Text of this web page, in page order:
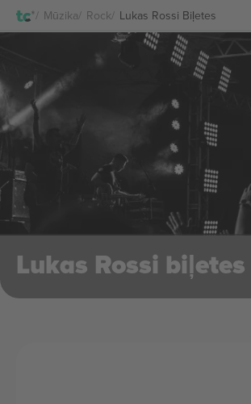
Mūzika Rock Lukas Rossi BiļetesPierakstīties
Lukas Rossi biļetes